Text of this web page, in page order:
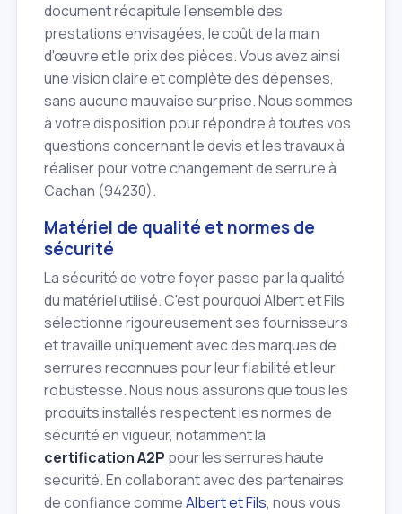
document récapitule l'ensemble des
prestations envisagées, le coût de la main
d'œuvre et le prix des pièces. Vous avez ainsi
une vision claire et complète des dépenses,
sans aucune mauvaise surprise. Nous sommes
à votre disposition pour répondre à toutes vos
questions concernant le devis et les travaux à
réaliser pour votre changement de serrure à
Cachan (94230).
Matériel de qualité et normes de
sécurité
La sécurité de votre foyer passe par la qualité
du matériel utilisé. C'est pourquoi Albert et Fils
sélectionne rigoureusement ses fournisseurs
et travaille uniquement avec des marques de
serrures reconnues pour leur fiabilité et leur
robustesse. Nous nous assurons que tous les
produits installés respectent les normes de
sécurité en vigueur, notamment la
certification A2P pour les serrures haute
sécurité. En collaborant avec des partenaires
de confiance commeAlbert et Fils, nous vous